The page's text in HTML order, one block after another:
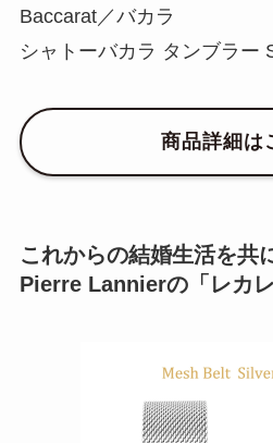
Baccarat／バカラ
シャトーバカラ タンブラー
商品詳細は
これからの結婚生活を共
Pierre Lannierの「レカレ